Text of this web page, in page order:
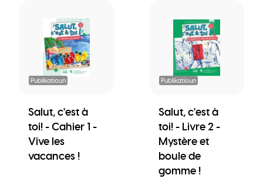
Publikatioun
Salut, c'est à
toi! - Cahier 1 -
Vive les
vacances !
Publikatioun
Salut, c'est à
toi! - Livre 2 -
Mystère et
boule de
gomme !